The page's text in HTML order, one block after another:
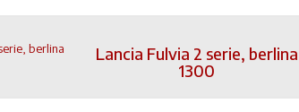
Lancia Fulvia 2 serie, berlina
1300